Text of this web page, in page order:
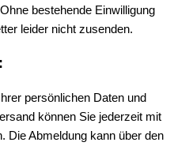
bestehende Einwilligung
leider nicht zusenden.
persönlichen Daten und
können Sie jederzeit mit
Die Abmeldung kann über den